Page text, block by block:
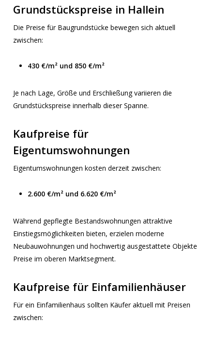
Grundstückspreise in Hallein
Die Preise für Baugrundstücke bewegen sich aktuell
zwischen:
430 €/m² und 850 €/m²
Je nach Lage, Größe und Erschließung variieren die
Grundstückspreise innerhalb dieser Spanne.
Kaufpreise für
Eigentumswohnungen
Eigentumswohnungen kosten derzeit zwischen:
2.600 €/m² und 6.620 €/m²
Während gepflegte Bestandswohnungen attraktive
Einstiegsmöglichkeiten bieten, erzielen moderne
Neubauwohnungen und hochwertig ausgestattete Objekte
Preise im oberen Marktsegment.
Kaufpreise für Einfamilienhäuser
Für ein Einfamilienhaus sollten Käufer aktuell mit Preisen
zwischen: